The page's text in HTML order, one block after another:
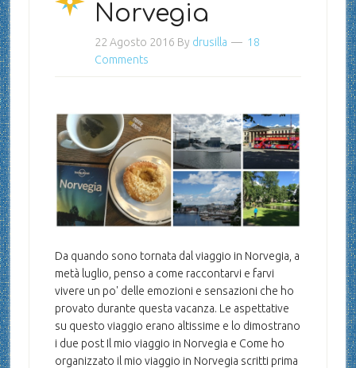
Norvegia
22 Agosto 2016 By drusilla
18
Comments
Da quando sono tornata dal viaggio in Norvegia, a
metà luglio, penso a come raccontarvi e farvi
vivere un po' delle emozioni e sensazioni che ho
provato durante questa vacanza. Le aspettative
su questo viaggio erano altissime e lo dimostrano
i due post Il mio viaggio in Norvegia e Come ho
organizzato il mio viaggio in Norvegia scritti prima